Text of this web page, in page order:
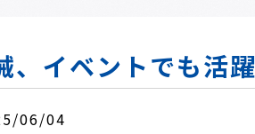
、イベントでも活
06/04